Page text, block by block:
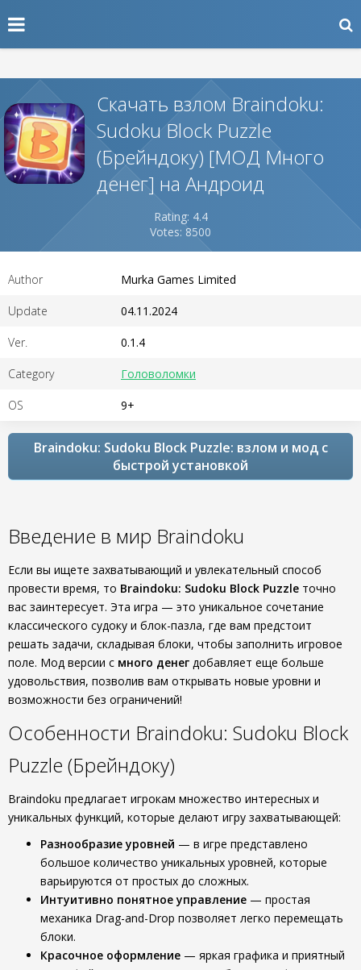
Скачать взлом Braindoku:
Sudoku Block Puzzle
(Брейндоку) [МОД Много
денег] на Андроид
Rating: 4.4
Votes: 8500
Author Murka Games Limited
Update 04.11.2024
Ver. 0.1.4
Category Головоломки
OS 9+
Braindoku: Sudoku Block Puzzle: взлом и мод с
быстрой установкой
Введение в мир Braindoku
Если вы ищете захватывающий и увлекательный способ
провести время, то Braindoku: Sudoku Block Puzzle точно
вас заинтересует. Эта игра — это уникальное сочетание
классического судоку и блок-пазла, где вам предстоит
решать задачи, складывая блоки, чтобы заполнить игровое
поле. Мод версии с много денег добавляет еще больше
удовольствия, позволив вам открывать новые уровни и
возможности без ограничений!
Особенности Braindoku: Sudoku Block
Puzzle (Брейндоку)
Braindoku предлагает игрокам множество интересных и
уникальных функций, которые делают игру захватывающей:
Разнообразие уровней — в игре представлено
большое количество уникальных уровней, которые
варьируются от простых до сложных.
Интуитивно понятное управление — простая
механика Drag-and-Drop позволяет легко перемещать
блоки.
Красочное оформление — яркая графика и приятный